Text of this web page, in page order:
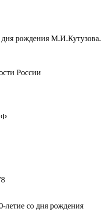
дня рождения М.И.Кутузова.
России
со дня рождения